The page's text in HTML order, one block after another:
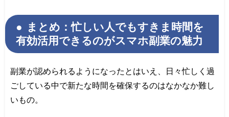
まとめ：忙しい人でもすきま時間を
有効活用できるのがスマホ副業の魅力
副業が認められるようになったとはいえ、日々忙しく過
ごしている中で新たな時間を確保するのはなかなか難し
いもの。